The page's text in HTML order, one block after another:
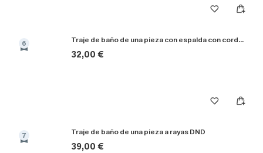
6 Traje de baño de una pieza con espalda con cordones y aleteo floral
32,00 €
7 Traje de baño de una pieza a rayas DND
39,00 €